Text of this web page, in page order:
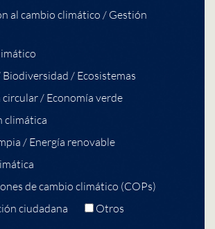
al cambio climático / Gestión
Biodiversidad / Ecosistemas
circular / Economía verde
climática
/ Energía renovable
de cambio climático (COPs)
ciudadana
Otros